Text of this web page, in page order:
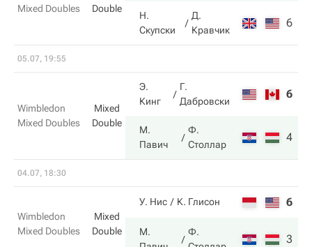
Mixed Doubles
Double
Н.
Скупски
Д.
Кравчик
6
05.07, 19:55
Wimbledon
Mixed Doubles
Mixed
Double
Э.
Кинг
Г.
Дабровски
6
М.
Павич
Ф.
Столлар
4
04.07, 18:30
Wimbledon
Mixed Doubles
Mixed
Double
У. Нис К. Глисон 6
М.
Ф.
3